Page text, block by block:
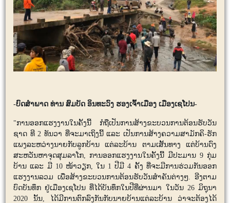
-ບົດສຳພາດ ທ່ານ ສົມບັດ ອິນທະວົງ ຮອງເຈົ້າເມືອງ ເມືອງເຊໂປນ-
"ການອອກແຮງງານໃນຄັ້ງນີ້ ກໍຖືເປັນການສ້າງຂະບວນການຕ້ອນຮັບວັນ
ຊາດ ທີ 2 ທັນວາ ທີ່ຈະມາເຖິງນີ້ ແລະ ເປັນການສ້າງຄວາມສາມັກຄິ-ຮັກ
ແພງລະຫວ່າງນາຍກັບລູກບ້ານ ແຕ່ລະບ້ານ ຕາມເສັ້ນທາງ ແຕ່ບ້ານດົງ
ສະຫວັນຫາຈຸດສຸມລາໂກ, ການອອກແຮງງານໃນຄັ້ງນີ້ ມີປະມານ 9 ກຸ່ມ
ບ້ານ ແລະ ມີ 10 ໜ້າວຽກ, ໃນ 1 ປີມີ 4 ຄັ້ງ ທີ່ຈະມີການຮ່ວມກັນອອກ
ແຮງງານລວມ ເພື່ອສ້າງຂະບວນການຕ້ອນຮັບວັນສໍາຄັນຕ່າງໆ. ອີງຕາມ
ບົດບັນທຶກ ຢູ່ເມືອງເຊໂປນ ທີ່ໄດ້ບັນທຶກໃນປີທີ່ຜ່ານມາ ໃນວັນ 26 ມິຖຸນາ
2020 ນັ້ນ, ໄດ້ມີການຕົກລົງກັນກັບນາຍບ້ານແຕ່ລະບ້ານ ວ່າຈະຕ້ອງໄດ້